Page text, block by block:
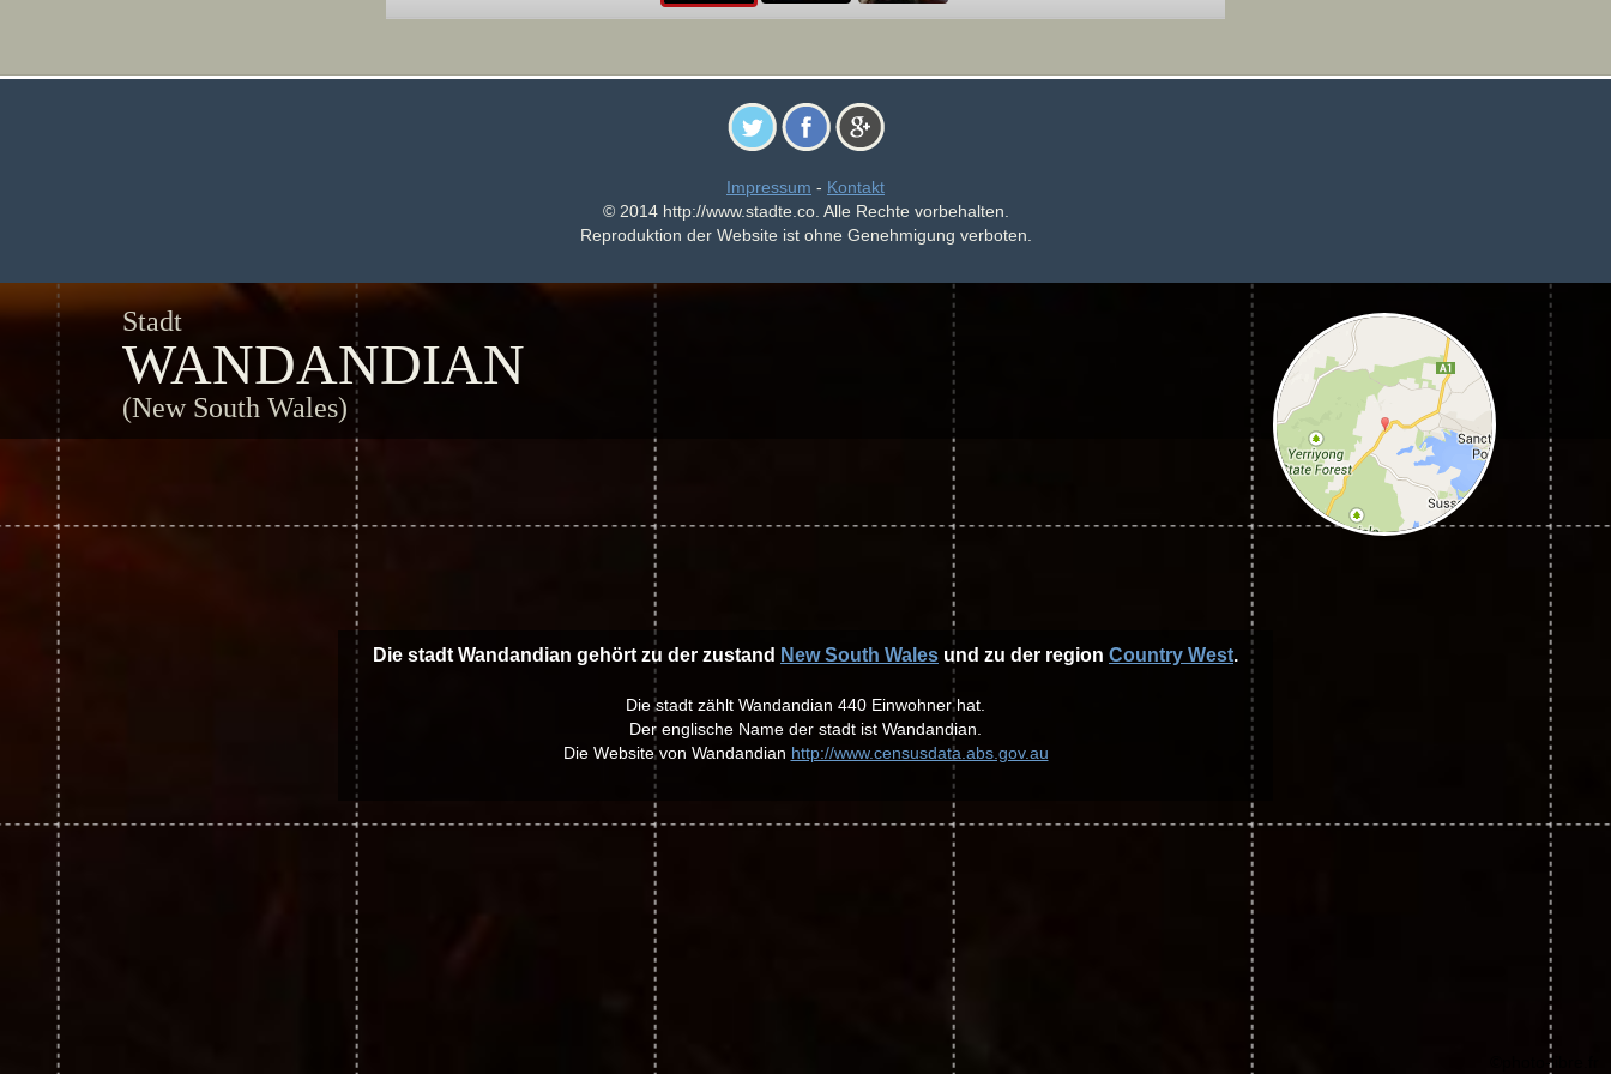
Impressum - Kontakt
© 2014 http://www.stadte.co. Alle Rechte vorbehalten.
Reproduktion der Website ist ohne Genehmigung verboten.
Stadt
WANDANDIAN
(New South Wales)
Die stadt Wandandian gehört zu der zustand New South Wales und zu der region Country West.
Die stadt zählt Wandandian 440 Einwohner hat.
Der englische Name der stadt ist Wandandian.
Die Website von Wandandian http://www.censusdata.abs.gov.au
©photo-libre.fr